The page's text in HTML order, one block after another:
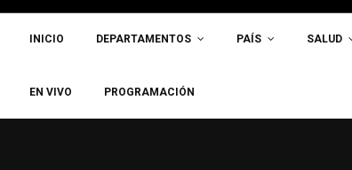
INICIO DEPARTAMENTOS PAÍS SALUD
EN VIVO PROGRAMACIÓN